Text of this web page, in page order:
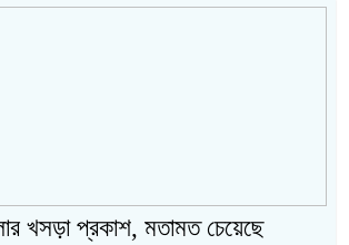
খসড়া প্রকাশ, মতামত চেয়েছে